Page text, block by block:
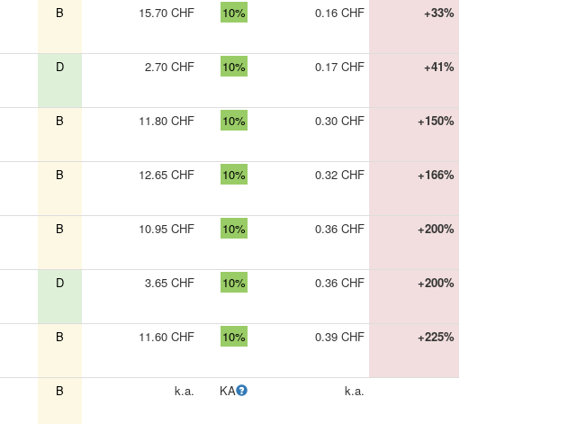
B 15.70 CHF 10% 0.16 CHF +33%
D 2.70 CHF 10% 0.17 CHF +41%
B 11.80 CHF 10% 0.30 CHF +150%
B 12.65 CHF 10% 0.32 CHF +166%
B 10.95 CHF 10% 0.36 CHF +200%
D 3.65 CHF 10% 0.36 CHF +200%
B 11.60 CHF 10% 0.39 CHF +225%
B k.a. KA k.a.